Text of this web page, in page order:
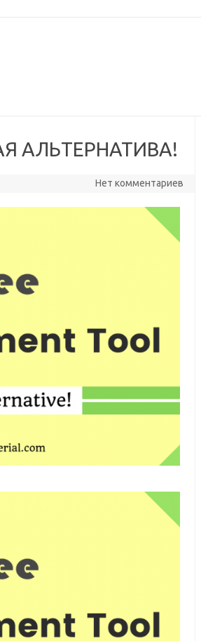
АЛЬТЕРНАТИВА!
Нет комментариев